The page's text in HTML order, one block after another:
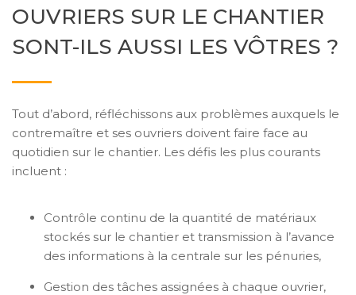
OUVRIERS SUR LE CHANTIER
SONT-ILS AUSSI LES VÔTRES ?
Tout d’abord, réfléchissons aux problèmes auxquels le
contremaître et ses ouvriers doivent faire face au
quotidien sur le chantier. Les défis les plus courants
incluent :
Contrôle continu de la quantité de matériaux
stockés sur le chantier et transmission à l’avance
des informations à la centrale sur les pénuries,
Gestion des tâches assignées à chaque ouvrier,